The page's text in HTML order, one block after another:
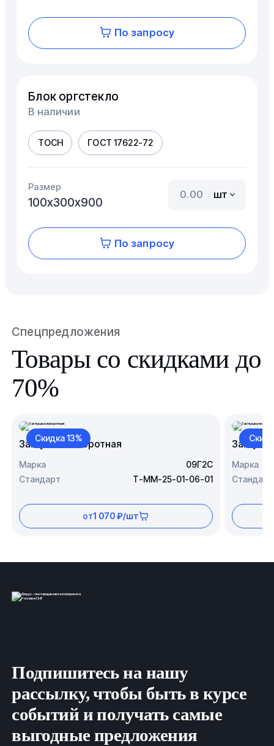
По запросу
Блок оргстекло
В наличии
ТОСН ГОСТ 17622-72
Размер
100х300х900
шт
По запросу
Спецпредложения
Товары со скидками до
70%
Скидка 13%
Заглушка поворотная
Марка
09Г2С
Стандарт
Т-ММ-25-01-06-01
от1 070 ₽/шт
Марка
Стандарт
Подпишитесь на нашу
рассылку, чтобы быть в курсе
событий и получать самые
выгодные предложения